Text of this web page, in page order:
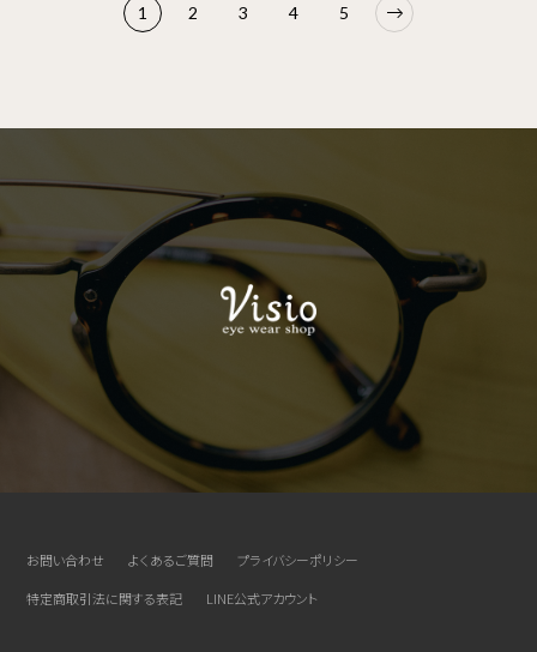
1 2 3 4 5
お問い合わせ よくあるご質問
プライバシーポリシー
特定商取引法に関する表記
LINE公式アカウント